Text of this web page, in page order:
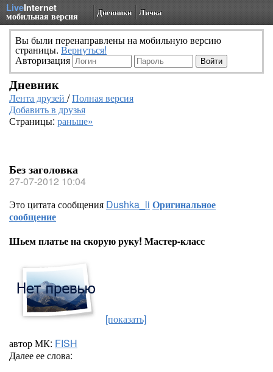
LiveInternet
мобильная версия Дневники Личка
Вы были перенаправлены на мобильную версию
страницы. Вернуться!
Авторизация
Дневник
Лента друзей /Полная версия
Добавить в друзья
Страницы: раньше»
Без заголовка
27-07-2012 10:04
Это цитата сообщения Dushka_li Оригинальное
сообщение
Шьем платье на скорую руку! Мастер-класс
[показать]
автор МК: FISH
Далее ее слова: